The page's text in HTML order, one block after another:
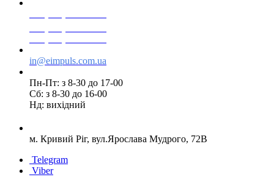
in@eimpuls.com.ua
Пн-Пт: з 8-30 до 17-00
Сб: з 8-30 до 16-00
Нд: вихідний
м. Кривий Ріг, вул.Ярослава Мудрого, 72В
Telegram
Viber